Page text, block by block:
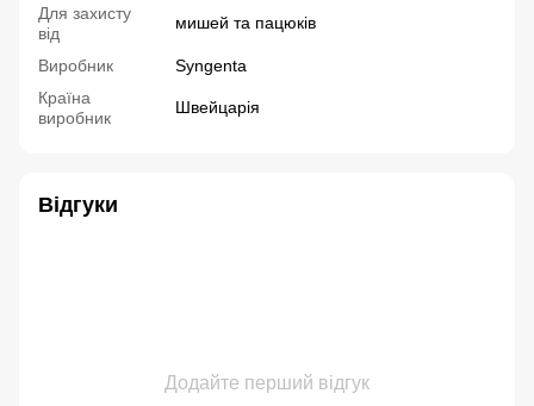
Для захисту
від
мишей та пацюків
Виробник
Syngenta
Країна
виробник
Швейцарія
Відгуки
Додайте перший відгук